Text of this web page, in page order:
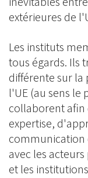
extérieures de
Les instituts
tous égards. Ils
différente sur
l'UE (au sens le
collaborent
expertise,
communication
avec les
et les